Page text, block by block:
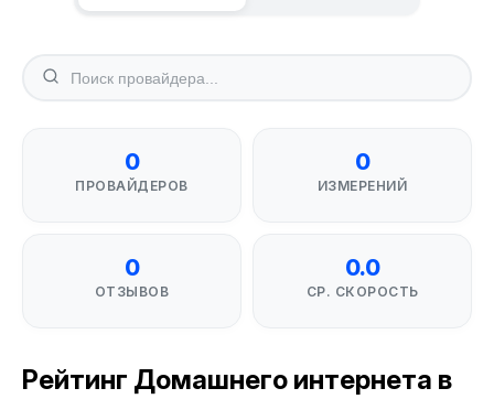
0
ПРОВАЙДЕРОВ
0
ИЗМЕРЕНИЙ
0
ОТЗЫВОВ
0.0
СР. СКОРОСТЬ
Рейтинг Домашнего интернета в